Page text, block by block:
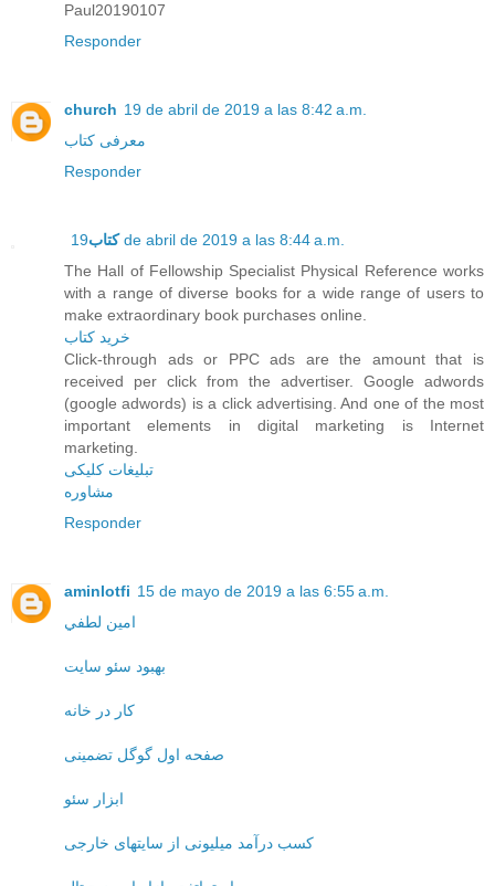
Paul20190107
Responder
church 19 de abril de 2019 a las 8:42 a.m.
معرفی کتاب
Responder
کتاب19 de abril de 2019 a las 8:44 a.m.
The Hall of Fellowship Specialist Physical Reference works
with a range of diverse books for a wide range of users to
make extraordinary book purchases online.
خرید کتاب
Click-through ads or PPC ads are the amount that is
received per click from the advertiser. Google adwords
(google adwords) is a click advertising. And one of the most
important elements in digital marketing is Internet
marketing.
تبلیغات کلیکی
مشاوره
Responder
aminlotfi 15 de mayo de 2019 a las 6:55 a.m.
امين لطفي
بهبود سئو سایت
کار در خانه
صفحه اول گوگل تضمینی
ابزار سئو
کسب درآمد میلیونی از سایتهای خارجی